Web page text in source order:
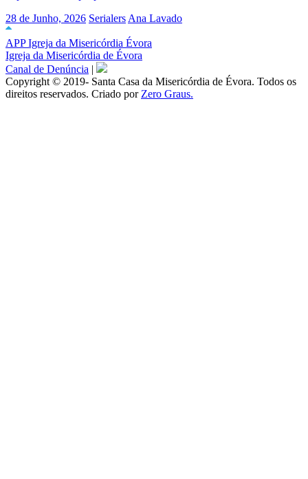
28 de Junho, 2026 SerialersAna Lavado
APP Igreja da Misericórdia Évora
Igreja da Misericórdia de Évora
Canal de Denúncia |
Copyright © 2019- Santa Casa da Misericórdia de Évora. Todos os
direitos reservados. Criado porZero Graus.